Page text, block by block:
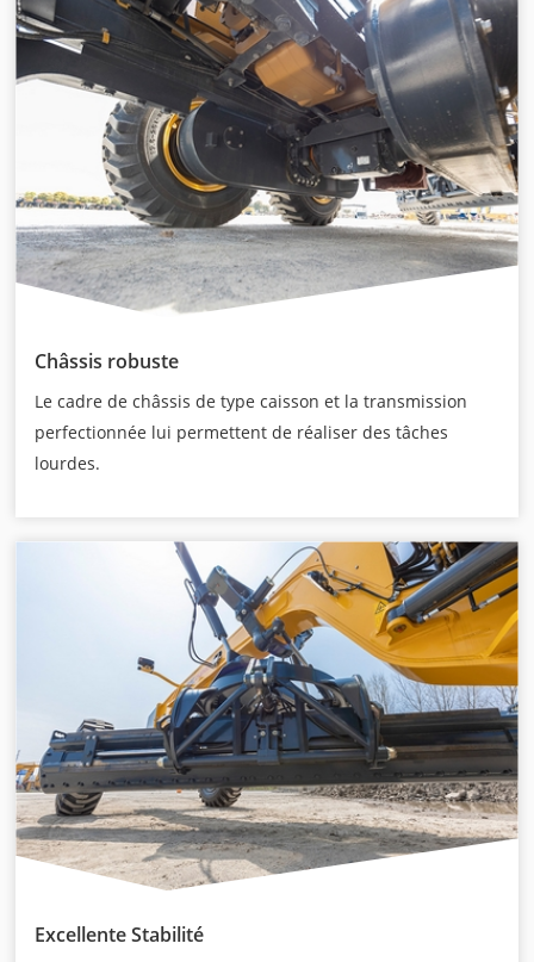
Châssis robuste
Le cadre de châssis de type caisson et la transmission
perfectionnée lui permettent de réaliser des tâches
lourdes.
Excellente Stabilité